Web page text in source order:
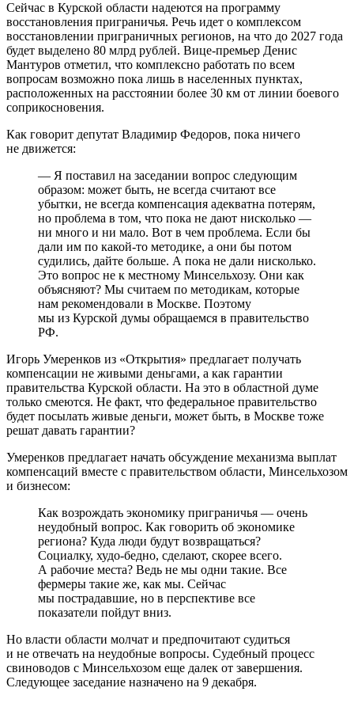
Сейчас в Курской области надеются на программу
восстановления приграничья. Речь идет о комплексом
восстановлении приграничных регионов, на что до 2027 года
будет выделено 80 млрд рублей. Вице-премьер Денис
Мантуров отметил, что комплексно работать по всем
вопросам возможно пока лишь в населенных пунктах,
расположенных на расстоянии более 30 км от линии боевого
соприкосновения.
Как говорит депутат Владимир Федоров, пока ничего
не движется:
— Я поставил на заседании вопрос следующим
образом: может быть, не всегда считают все
убытки, не всегда компенсация адекватна потерям,
но проблема в том, что пока не дают нисколько —
ни много и ни мало. Вот в чем проблема. Если бы
дали им по какой-то методике, а они бы потом
судились, дайте больше. А пока не дали нисколько.
Это вопрос не к местному Минсельхозу. Они как
объясняют? Мы считаем по методикам, которые
нам рекомендовали в Москве. Поэтому
мы из Курской думы обращаемся в правительство
РФ.
Игорь Умеренков из «Открытия» предлагает получать
компенсации не живыми деньгами, а как гарантии
правительства Курской области. На это в областной думе
только смеются. Не факт, что федеральное правительство
будет посылать живые деньги, может быть, в Москве тоже
решат давать гарантии?
Умеренков предлагает начать обсуждение механизма выплат
компенсаций вместе с правительством области, Минсельхозом
и бизнесом:
Как возрождать экономику приграничья — очень
неудобный вопрос. Как говорить об экономике
региона? Куда люди будут возвращаться?
Социалку, худо-бедно, сделают, скорее всего.
А рабочие места? Ведь не мы одни такие. Все
фермеры такие же, как мы. Сейчас
мы пострадавшие, но в перспективе все
показатели пойдут вниз.
Но власти области молчат и предпочитают судиться
и не отвечать на неудобные вопросы. Судебный процесс
свиноводов с Минсельхозом еще далек от завершения.
Следующее заседание назначено на 9 декабря.